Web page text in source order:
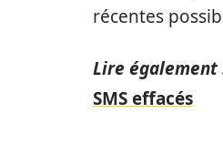
récentes
Lire également
SMS effacés